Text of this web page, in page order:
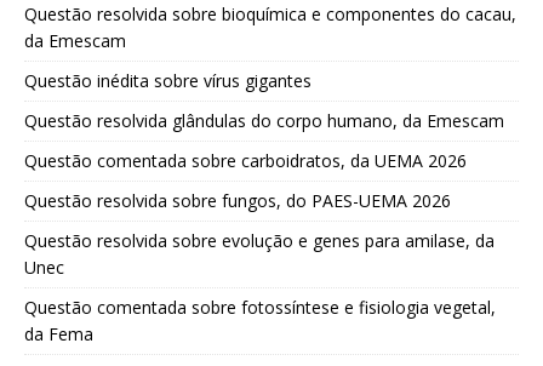
Questão resolvida sobre bioquímica e componentes do cacau,
da Emescam
Questão inédita sobre vírus gigantes
Questão resolvida glândulas do corpo humano, da Emescam
Questão comentada sobre carboidratos, da UEMA 2026
Questão resolvida sobre fungos, do PAES-UEMA 2026
Questão resolvida sobre evolução e genes para amilase, da
Unec
Questão comentada sobre fotossíntese e fisiologia vegetal,
da Fema